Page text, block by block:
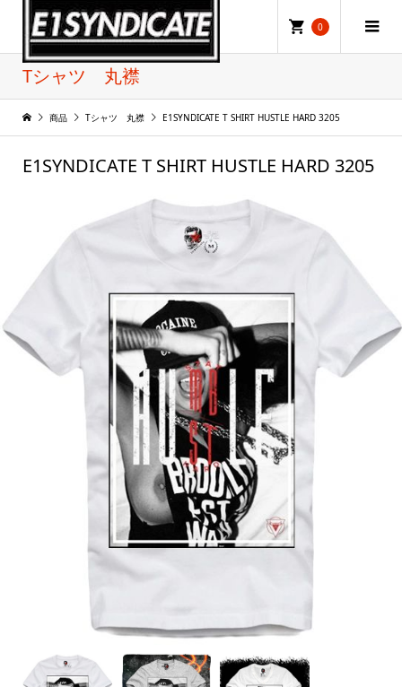
0
Tシャツ 丸襟
商品 Tシャツ 丸襟 E1SYNDICATE T SHIRT HUSTLE HARD 3205
E1SYNDICATE T SHIRT HUSTLE HARD 3205